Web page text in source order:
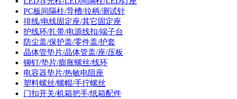
PC板间隔柱/导槽/拉柄/测试针
排线/电线固定座/其它固定座
护线环/扎带/电源线扣/端子台
防尘盖/保护盖/零件盖/护套
晶体管垫片/晶体管盖/座/压板
铆钉/垫片/膨胀螺丝/线环
电容器垫片/热敏电阻座
塑料螺丝/螺帽/手拧螺丝
门扣开关/机箱把手/纸箱配件